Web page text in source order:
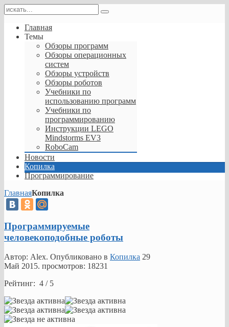
Главная
Темы
Обзоры программ
Обзоры операционных
систем
Обзоры устройств
Обзоры роботов
Учебники по
использованию программ
Учебники по
программированию
Инструкции LEGO
Mindstorms EV3
RoboCam
Новости
Копилка
Программирование
ГлавнаяКопилка
Программируемые
человекоподобные роботы
Автор: Alex. Опубликовано в Копилка 29
Май 2015. просмотров: 18231
Рейтинг: 4 / 5